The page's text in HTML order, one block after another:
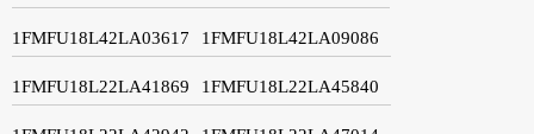
1FMFU18L42LA03617 1FMFU18L42LA09086
1FMFU18L22LA41869 1FMFU18L22LA45840